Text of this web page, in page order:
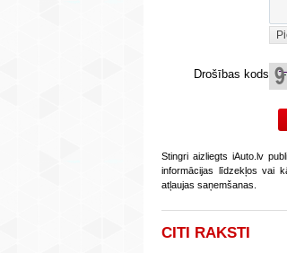
Drošības kods
Stingri aizliegts iAuto.lv
informācijas līdzekļos vai
atļaujas saņemšanas.
CITI RAKSTI